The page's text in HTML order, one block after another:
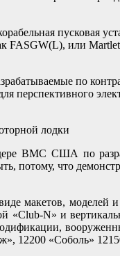
пусковая
FASGW(L), или Martlet
по
перспективного
лодки
ВМС США по
потому, что
макетов, моделей
«Club-N» и
12200 «Соболь»